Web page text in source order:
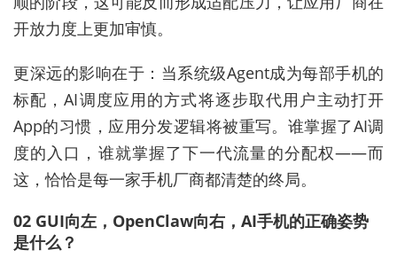
开放力度上更加审慎。
更深远的影响在于：当系统级Agent成为每部手机的
标配，AI调度应用的方式将逐步取代用户主动打开
App的习惯，应用分发逻辑将被重写。谁掌握了AI调
度的入口，谁就掌握了下一代流量的分配权——而
这，恰恰是每一家手机厂商都清楚的终局。
02 GUI向左，OpenClaw向右，AI手机的正确姿势
是什么？